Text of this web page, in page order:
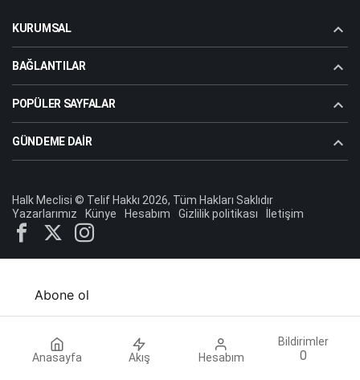
KURUMSAL
BAĞLANTILAR
POPÜLER SAYFALAR
GÜNDEME DAIR
Halk Meclisi © Telif Hakkı 2026, Tüm Hakları Saklıdır
Yazarlarımız
Künye Hesabım Gizlilik politikası İletişim
Anasayfa Akış Hesabım
Bildirimler
0
Abone ol